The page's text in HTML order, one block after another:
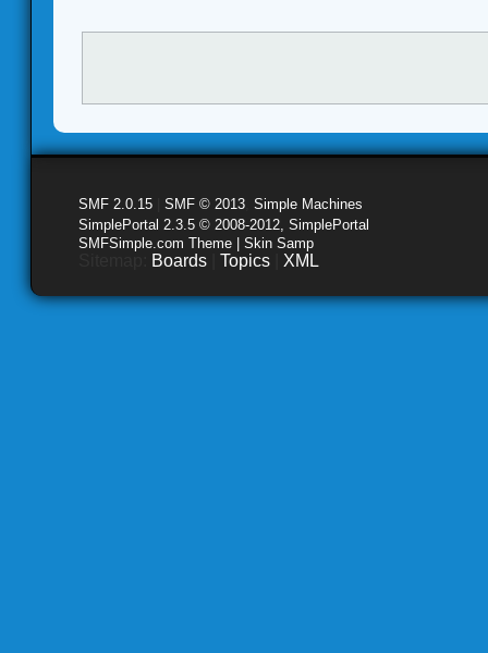
SMF 2.0.15 SMF © 2013 Simple Machines
SimplePortal 2.3.5 © 2008-2012, SimplePortal
SMFSimple.com Theme | Skin Samp
Boards Topics XML